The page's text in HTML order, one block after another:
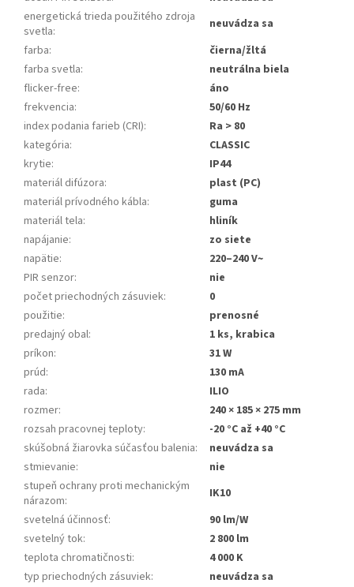
energetická trieda použitého zdroja
svetla:
neuvádza sa
farba:
čierna/žltá
farba svetla:
neutrálna biela
flicker-free:
áno
frekvencia:
50/60 Hz
index podania farieb (CRI):
Ra > 80
kategória:
CLASSIC
krytie:
IP44
materiál difúzora:
plast (PC)
materiál prívodného kábla:
guma
materiál tela:
hliník
napájanie:
zo siete
napätie:
220–240 V~
PIR senzor:
nie
počet priechodných zásuviek:
0
použitie:
prenosné
predajný obal:
1 ks, krabica
príkon:
31 W
prúd:
130 mA
rada:
ILIO
rozmer:
240 × 185 × 275 mm
rozsah pracovnej teploty:
-20 °C až +40 °C
skúšobná žiarovka súčasťou balenia:
neuvádza sa
stmievanie:
nie
stupeň ochrany proti mechanickým
nárazom:
IK10
svetelná účinnosť:
90 lm/W
svetelný tok:
2 800 lm
teplota chromatičnosti:
4 000 K
typ priechodných zásuviek:
neuvádza sa